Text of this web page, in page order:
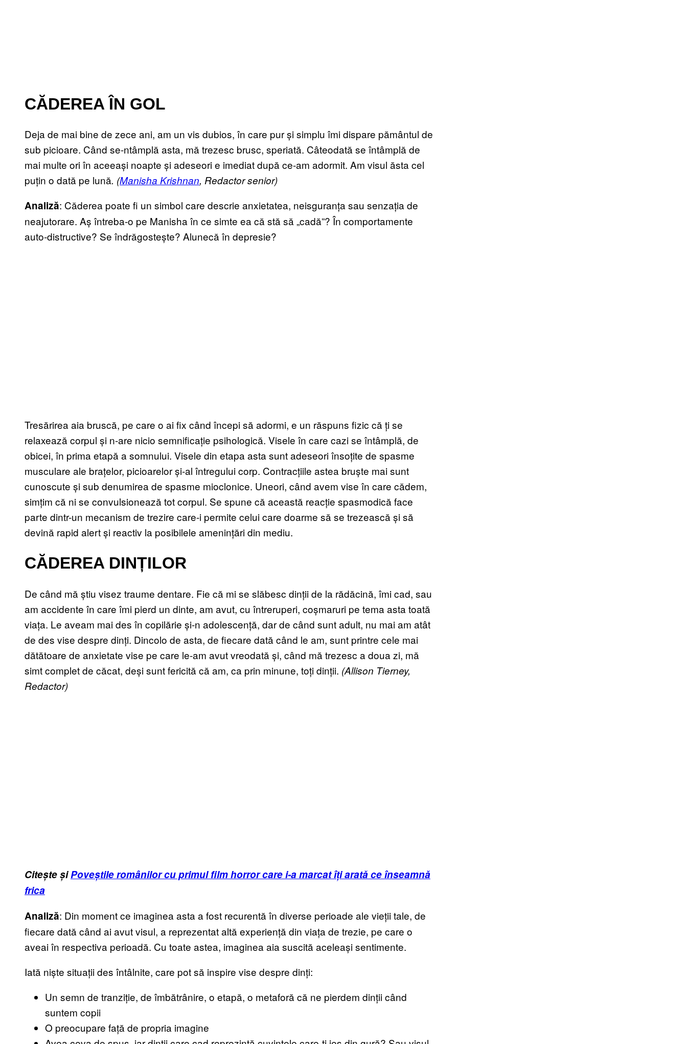
CĂDEREA ÎN GOL
Deja de mai bine de zece ani, am un vis dubios, în care pur și simplu îmi dispare pământul de
sub picioare. Când se-ntâmplă asta, mă trezesc brusc, speriată. Câteodată se întâmplă de
mai multe ori în aceeași noapte și adeseori e imediat după ce-am adormit. Am visul ăsta cel
puțin o dată pe lună. (Manisha Krishnan, Redactor senior)
Analiză: Căderea poate fi un simbol care descrie anxietatea, neisguranța sau senzația de
neajutorare. Aș întreba-o pe Manisha în ce simte ea că stă să „cadă”? În comportamente
auto-distructive? Se îndrăgostește? Alunecă în depresie?
Tresărirea aia bruscă, pe care o ai fix când începi să adormi, e un răspuns fizic că ți se
relaxează corpul și n-are nicio semnificație psihologică. Visele în care cazi se întâmplă, de
obicei, în prima etapă a somnului. Visele din etapa asta sunt adeseori însoțite de spasme
musculare ale brațelor, picioarelor și-al întregului corp. Contracțiile astea bruște mai sunt
cunoscute și sub denumirea de spasme mioclonice. Uneori, când avem vise în care cădem,
simțim că ni se convulsionează tot corpul. Se spune că această reacție spasmodică face
parte dintr-un mecanism de trezire care-i permite celui care doarme să se trezească și să
devină rapid alert și reactiv la posibilele amenințări din mediu.
CĂDEREA DINȚILOR
De când mă știu visez traume dentare. Fie că mi se slăbesc dinții de la rădăcină, îmi cad, sau
am accidente în care îmi pierd un dinte, am avut, cu întreruperi, coșmaruri pe tema asta toată
viața. Le aveam mai des în copilărie și-n adolescență, dar de când sunt adult, nu mai am atât
de des vise despre dinți. Dincolo de asta, de fiecare dată când le am, sunt printre cele mai
dătătoare de anxietate vise pe care le-am avut vreodată și, când mă trezesc a doua zi, mă
simt complet de căcat, deși sunt fericită că am, ca prin minune, toți dinții. (Allison Tierney,
Redactor)
Citește șiPoveștile românilor cu primul film horror care i-a marcat îți arată ce înseamnă
frica
Analiză: Din moment ce imaginea asta a fost recurentă în diverse perioade ale vieții tale, de
fiecare dată când ai avut visul, a reprezentat altă experiență din viața de trezie, pe care o
aveai în respectiva perioadă. Cu toate astea, imaginea aia suscită aceleași sentimente.
Iată niște situații des întâlnite, care pot să inspire vise despre dinți:
Un semn de tranziție, de îmbătrânire, o etapă, o metaforă că ne pierdem dinții când
suntem copii
O preocupare față de propria imagine